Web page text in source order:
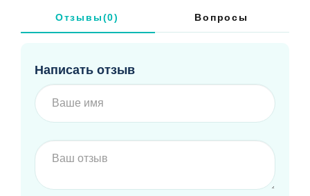
гладкая и шелковистая из смесового
резинка, спереди кокетка присборена на
две резинки.
Отзывы(0) Вопросы
Написать отзыв